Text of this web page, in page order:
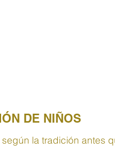
DE NIÑOS
la tradición antes